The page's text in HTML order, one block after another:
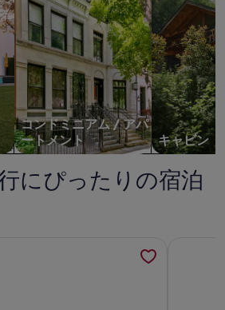
コンドミニアム / アパ
ートメント
キャビン
にぴったりの宿泊
フロントヴィラの詳細情報